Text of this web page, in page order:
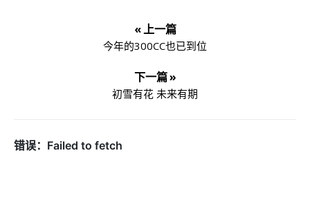
« 上一篇
今年的300CC也已到位
下一篇 »
初雪有花 未来有期